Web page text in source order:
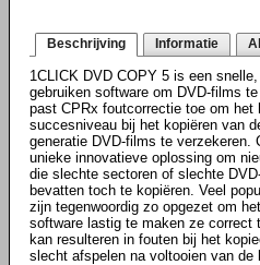
Beschrijving Informatie
1CLICK DVD COPY 5 is een
gebruiken software om DVD-films
past CPRx foutcorrectie toe om het
succesniveau bij het kopiëren van
generatie DVD-films te verzekeren.
unieke innovatieve oplossing om
die slechte sectoren of slechte
bevatten toch te kopiëren. Veel
zijn tegenwoordig zo opgezet om
software lastig te maken ze correct
kan resulteren in fouten bij het
slecht afspelen na voltooien van de